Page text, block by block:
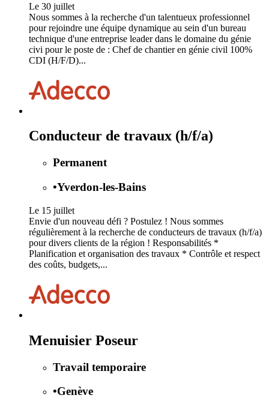
Le 30 juillet
Nous sommes à la recherche d'un talentueux professionnel
pour rejoindre une équipe dynamique au sein d'un bureau
technique d'une entreprise leader dans le domaine du génie
civi pour le poste de : Chef de chantier en génie civil 100%
CDI (H/F/D)...
Conducteur de travaux (h/f/a)
Permanent
•Yverdon-les-Bains
Le 15 juillet
Envie d'un nouveau défi ? Postulez ! Nous sommes
régulièrement à la recherche de conducteurs de travaux (h/f/a)
pour divers clients de la région ! Responsabilités *
Planification et organisation des travaux * Contrôle et respect
des coûts, budgets,...
Menuisier Poseur
Travail temporaire
•Genève